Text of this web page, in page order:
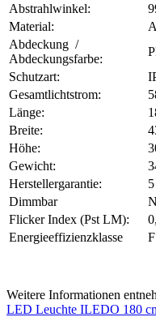
Abstrahlwinkel:
Material:
Abdeckung /
Abdeckungsfarbe:
Schutzart:
Gesamtlichtstrom:
Länge:
Breite:
Höhe:
Gewicht:
Herstellergarantie:
Dimmbar
Flicker Index (Pst LM):
Energieeffizienzklasse
F
Weitere Informationen
LED Leuchte ILEDO 180